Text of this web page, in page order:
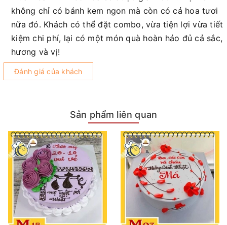
không chỉ có bánh kem ngon mà còn có cả hoa tươi
nữa đó. Khách có thể đặt combo, vừa tiện lợi vừa tiết
kiệm chi phí, lại có một món quà hoàn hảo đủ cả sắc,
hương và vị!
Đánh giá của khách
Sản phẩm liên quan